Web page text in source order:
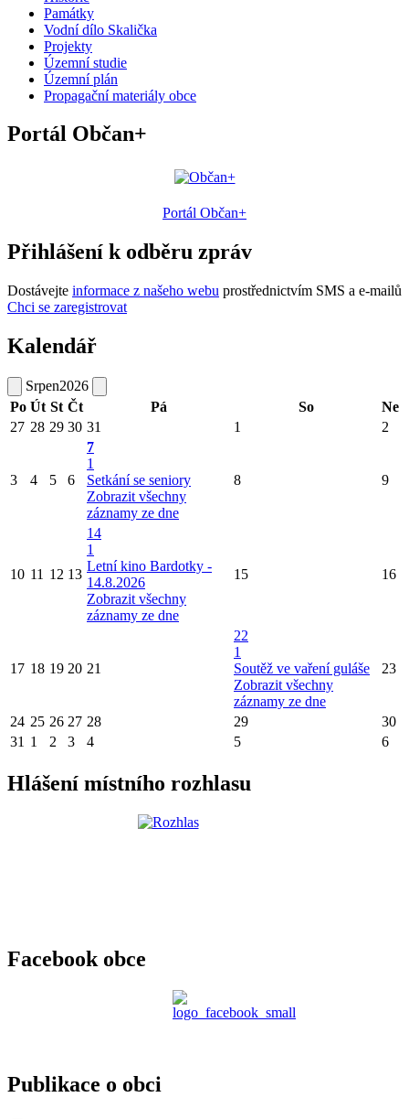
Památky
Vodní dílo Skalička
Projekty
Územní studie
Územní plán
Propagační materiály obce
Portál Občan+
Portál Občan+
Přihlášení k odběru zpráv
Dostávejte informace z našeho webu prostřednictvím SMS a e-mailů
Chci se zaregistrovat
Kalendář
Srpen2026
Po Út St Čt Pá So
Ne
27 28 29 30 31 1 2
3 4 5 6
7
1
Setkání se seniory
Zobrazit všechny
záznamy ze dne
8 9
10 11 12 13
14
1
Letní kino Bardotky -
14.8.2026
Zobrazit všechny
záznamy ze dne
15 16
17 18 19 20 21
22
1
Soutěž ve vaření guláše
Zobrazit všechny
záznamy ze dne
23
24 25 26 27 28 29
30
31 1 2 3 4 5 6
Hlášení místního rozhlasu
Facebook obce
Publikace o obci